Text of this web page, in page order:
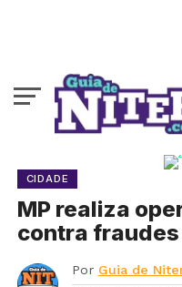
CIDADE
MP realiza
contra
Por Guia de